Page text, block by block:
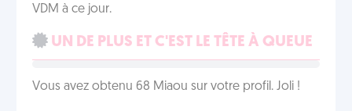
VDM à ce jour.
UN DE PLUS ET C'EST LE TÊTE À QUEUE
Vous avez obtenu 68 Miaou sur votre profil. Joli !